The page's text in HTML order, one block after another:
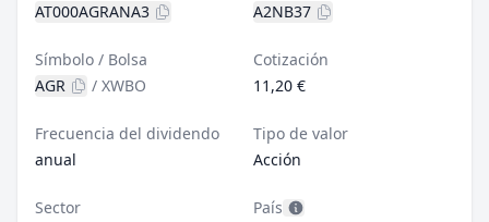
AT000AGRANA3
A2NB37
Símbolo / Bolsa
AGR
/ XWBO
Cotización
11,20 €
Frecuencia del dividendo
anual
Tipo de valor
Acción
Sector
País